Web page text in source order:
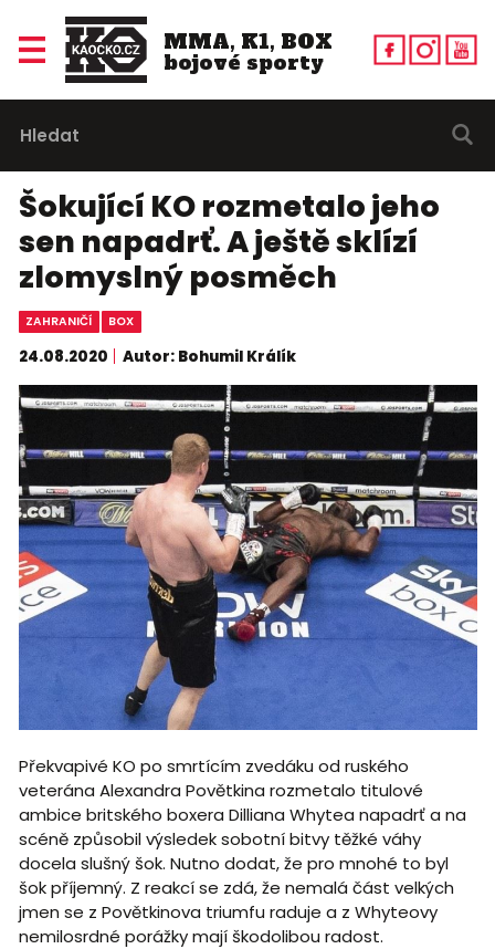
MMA, K1, BOX
bojové sporty
Šokující KO rozmetalo jeho
sen napadrť. A ještě sklízí
zlomyslný posměch
ZAHRANIČÍ BOX
24.08.2020 Autor: Bohumil Králík
Překvapivé KO po smrtícím zvedáku od ruského
veterána Alexandra Povětkina rozmetalo titulové
ambice britského boxera Dilliana Whytea napadrť a na
scéně způsobil výsledek sobotní bitvy těžké váhy
docela slušný šok. Nutno dodat, že pro mnohé to byl
šok příjemný. Z reakcí se zdá, že nemalá část velkých
jmen se z Povětkinova triumfu raduje a z Whyteovy
nemilosrdné porážky mají škodolibou radost.